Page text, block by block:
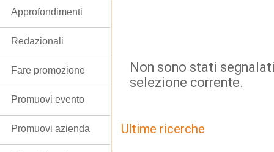
Non sono stati
selezione corrente.
Ultime ricerche
Approfondimenti
Redazionali
Fare promozione
Promuovi evento
Promuovi azienda